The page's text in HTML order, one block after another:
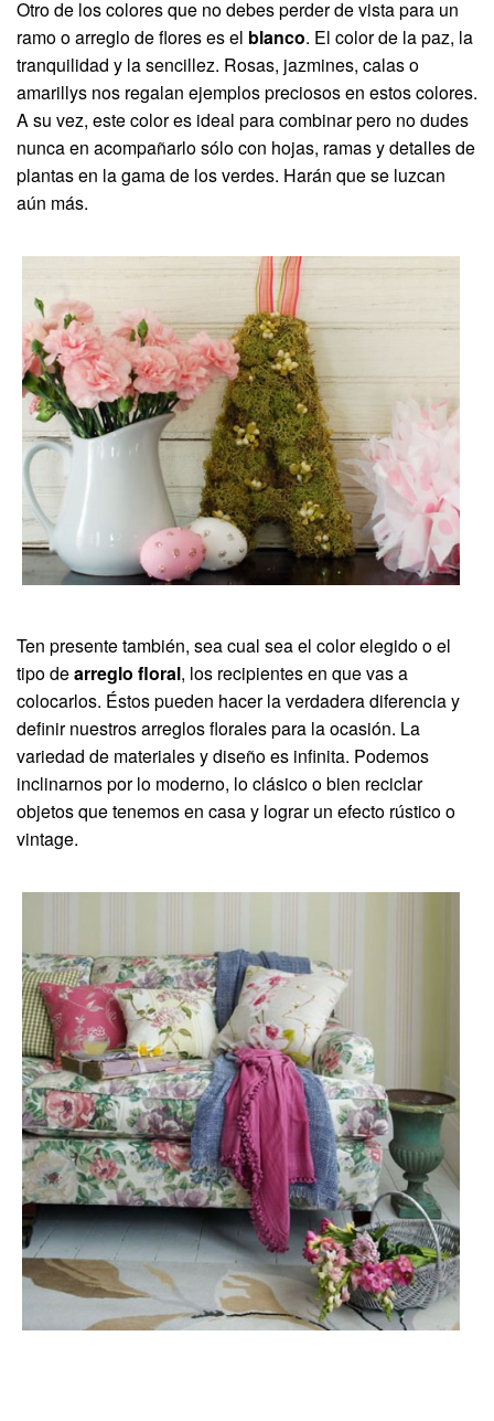
Otro de los colores que no debes perder de vista para un
ramo o arreglo de flores es el blanco. El color de la paz, la
tranquilidad y la sencillez. Rosas, jazmines, calas o
amarillys nos regalan ejemplos preciosos en estos colores.
A su vez, este color es ideal para combinar pero no dudes
nunca en acompañarlo sólo con hojas, ramas y detalles de
plantas en la gama de los verdes. Harán que se luzcan
aún más.
Ten presente también, sea cual sea el color elegido o el
tipo dearreglo floral, los recipientes en que vas a
colocarlos. Éstos pueden hacer la verdadera diferencia y
definir nuestros arreglos florales para la ocasión. La
variedad de materiales y diseño es infinita. Podemos
inclinarnos por lo moderno, lo clásico o bien reciclar
objetos que tenemos en casa y lograr un efecto rústico o
vintage.